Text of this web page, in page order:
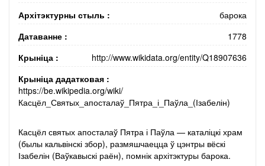
Архітэктурны стыль :
барока
Датаванне :
1778
Крыніца :
http://www.wikidata.org/entity/Q18907636
Крыніца дадатковая :
https://be.wikipedia.org/wiki/
Касцёл_Святых_апосталаў_Пятра_і_Паўла_(Ізабелін)
Касцёл святых апосталаў Пятра і Паўла — каталіцкі храм
(былы кальвінскі збор), размяшчаецца ў цэнтры вёскі
Ізабелін (Ваўкавыскі раён), помнік архітэктуры барока.